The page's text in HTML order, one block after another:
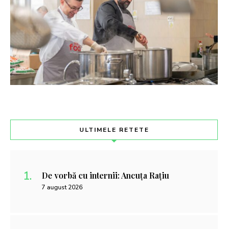
ULTIMELE RETETE
De vorbă cu internii: Ancuța Rațiu
7 august 2026